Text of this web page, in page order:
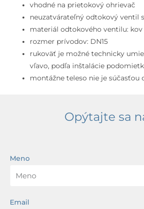
vhodné na prietokový ohrievač
neuzatvárateľný odtokový ventil
materiál odtokového ventilu: kov
rozmer prívodov: DN15
rukoväť je možné technicky
vľavo, podľa inštalácie
montážne teleso nie je súčasťou
Opýtajte sa
Meno
Email